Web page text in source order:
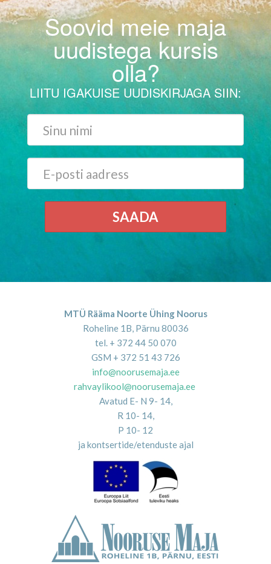
Soovid meie maja
uudistega kursis
olla?
LIITU IGAKUISE UUDISKIRJAGA SIIN:
SAADA
MTÜ Rääma Noorte Ühing Noorus
Roheline 1B, Pärnu 80036
tel. + 372 44 50 070
GSM + 372 51 43 726
info@noorusemaja.ee
rahvaylikool@noorusemaja.ee
Avatud E- N 9- 14,
R 10- 14,
P 10- 12
ja kontsertide/etenduste ajal